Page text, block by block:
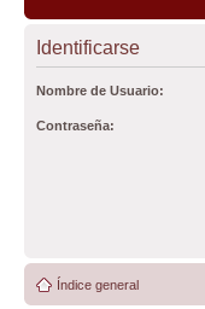
Identificarse
Nombre de Usuario:
Contraseña:
Índice general